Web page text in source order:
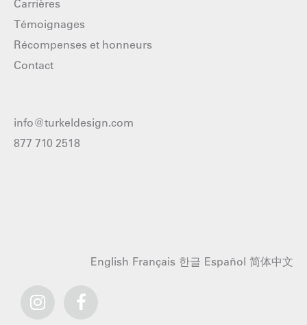
Carrières
Témoignages
Récompenses et honneurs
Contact
info@turkeldesign.com
877 710 2518
English Français 한글 Español 简体中文